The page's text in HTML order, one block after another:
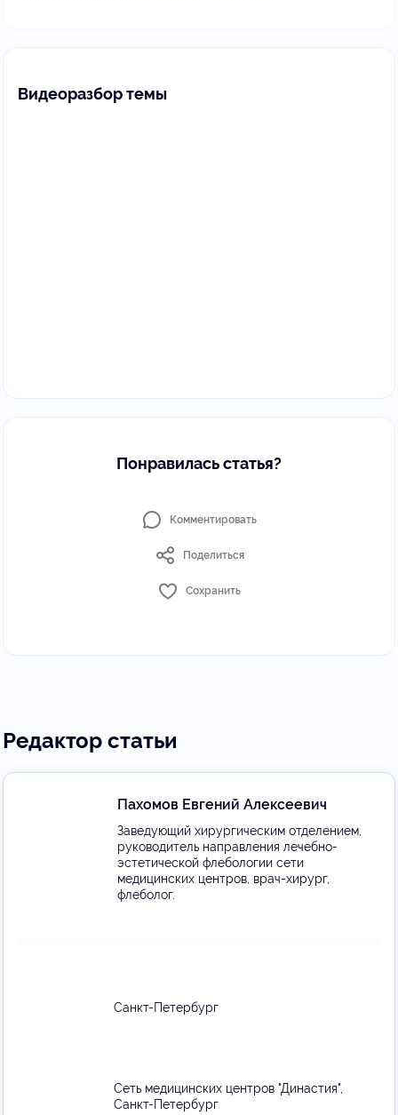
Видеоразбор темы
Понравилась статья?
Комментировать
Поделиться
Сохранить
Редактор статьи
Пахомов Евгений Алексеевич
Заведующий хирургическим отделением,
руководитель направления лечебно-
эстетической флебологии сети
медицинских центров, врач-хирург,
флеболог.
Санкт-Петербург
Сеть медицинских центров "Династия",
Санкт-Петербург